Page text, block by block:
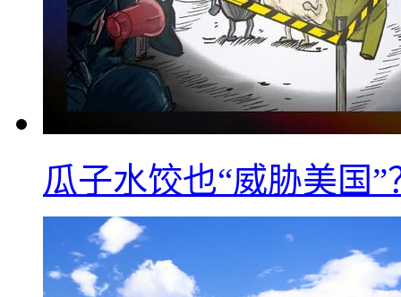
瓜子水饺也“威胁美国”